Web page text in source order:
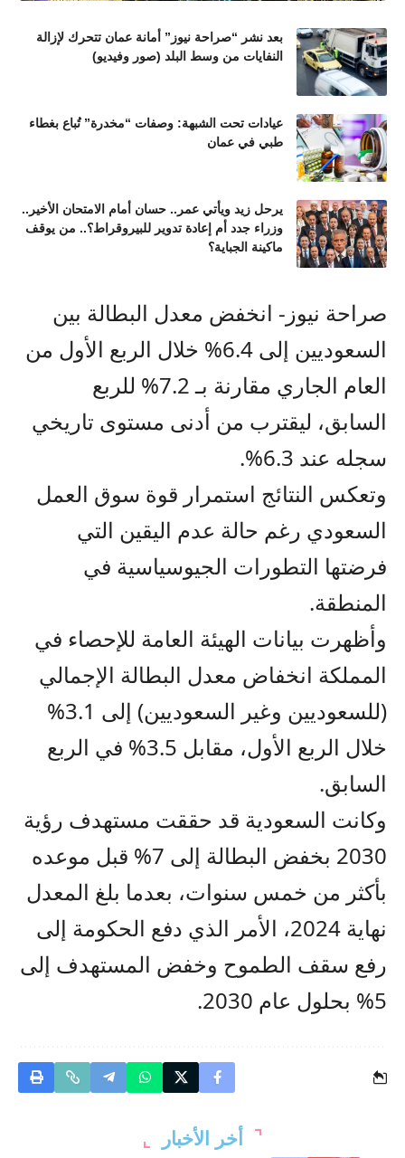
بعد نشر “صراحة نيوز” أمانة عمان تتحرك لإزالة
النفايات من وسط البلد (صور وفيديو)
عيادات تحت الشبهة: وصفات “مخدرة” تُباع بغطاء
طبي في عمان
يرحل زيد ويأتي عمر.. حسان أمام الامتحان الأخير..
وزراء جدد أم إعادة تدوير للبيروقراط؟.. من يوقف
ماكينة الجباية؟
صراحة نيوز- انخفض معدل البطالة بين
السعوديين إلى 6.4% خلال الربع الأول من
العام الجاري مقارنة بـ 7.2% للربع
السابق، ليقترب من أدنى مستوى تاريخي
سجله عند 6.3%.
وتعكس النتائج استمرار قوة سوق العمل
السعودي رغم حالة عدم اليقين التي
فرضتها التطورات الجيوسياسية في
المنطقة.
وأظهرت بيانات الهيئة العامة للإحصاء في
المملكة انخفاض معدل البطالة الإجمالي
(للسعوديين وغير السعوديين) إلى 3.1%
خلال الربع الأول، مقابل 3.5% في الربع
السابق.
وكانت السعودية قد حققت مستهدف رؤية
2030 بخفض البطالة إلى 7% قبل موعده
بأكثر من خمس سنوات، بعدما بلغ المعدل
نهاية 2024، الأمر الذي دفع الحكومة إلى
رفع سقف الطموح وخفض المستهدف إلى
5% بحلول عام 2030.
أخر الأخبار